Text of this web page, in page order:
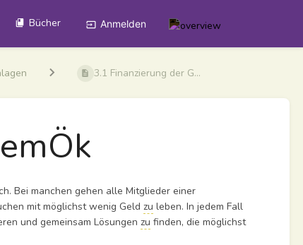
Bücher Anmelden
3.1 Finanzierung der G...
Bei manchen gehen alle Mitglieder einer
mit möglichst wenig Geldzu leben. In jedem Fall
und gemeinsam Lösungenzu finden, die möglichst